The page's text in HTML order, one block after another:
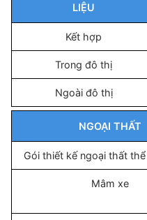
LIỆU
Kết hợp
Trong đô thị
Ngoài đô thị
NGOẠI THẤT
Gói thiết kế ngoại thất
Mâm xe